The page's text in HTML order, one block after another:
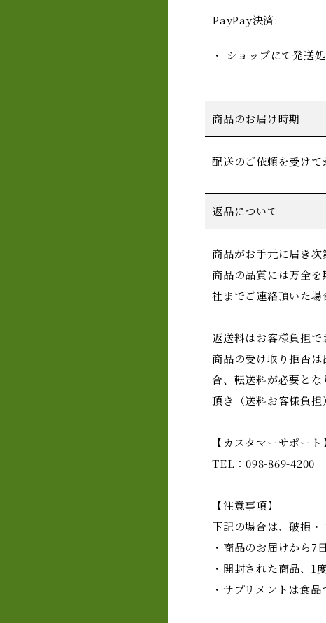
PayPay決済:
・ ショップにて発送
商品のお届け時期
配送のご依頼を受けて
返品について
商品がお手元に届き次
商品の品質には万全
社までご連絡頂いた
返送料はお客様負担
商品の受け取り拒否
合、転送料が必要と
頂き（送料お客様負担
【カスタマーサポート】
TEL：098-869-4200
【注意事項】
下記の場合は、破損
・商品のお届けから7
・開封された商品、1
・サプリメントは食